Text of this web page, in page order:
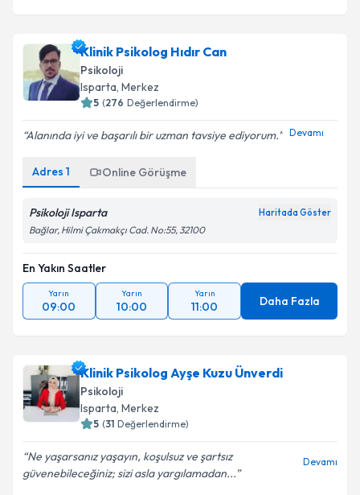
Klinik Psikolog Hıdır Can
Psikoloji
Isparta, Merkez
5 (276 Değerlendirme)
Alanında iyi ve başarılı bir uzman tavsiye ediyorum. Devamı
Adres 1 Online Görüşme
Psikoloji Isparta Haritada Göster
Bağlar, Hilmi Çakmakçı Cad. No:55, 32100
En Yakın Saatler
Yarın
09:00
Yarın
10:00
Yarın
11:00 Daha Fazla
Klinik Psikolog Ayşe Kuzu Ünverdi
Psikoloji
Isparta, Merkez
5 (31 Değerlendirme)
Ne yaşarsanız yaşayın, koşulsuz ve şartsız
güvenebileceğiniz; sizi asla yargılamadan...
Devamı